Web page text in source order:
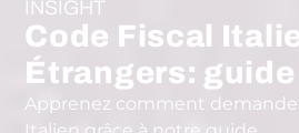
INSIGHT
Code Fiscal
Étrangers: guide
Apprenez comment